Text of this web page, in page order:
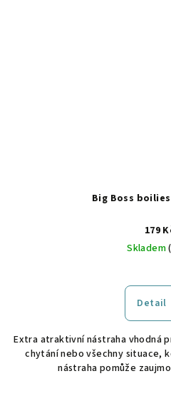
Big Boss
179
Skladem
Detail
Extra atraktivní nástraha vhodná
chytání nebo všechny situace,
nástraha pomůže